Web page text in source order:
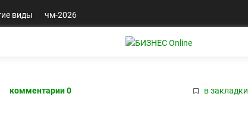
виды чм-2026
комментарии 0 в закладки